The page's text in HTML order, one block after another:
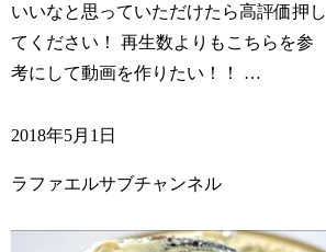
いいなと思っていただけたら高評価押し
てください！ 再生数よりもこちらを参
考にして動画を作りたい！！ …
2018年5月1日
ラファエルサブチャンネル